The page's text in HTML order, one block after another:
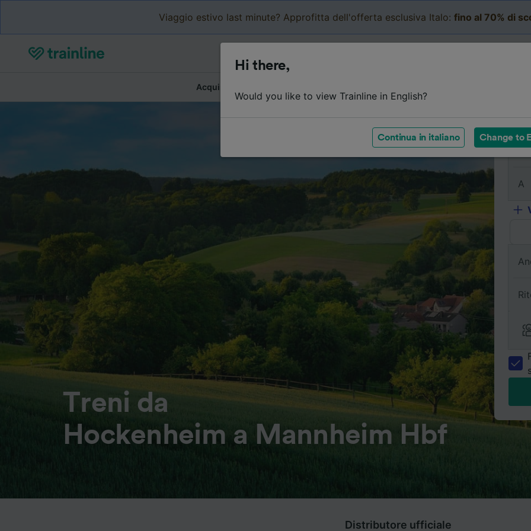
Viaggio estivo last minute? Approfitta dell'offerta esclusiva Italo: fino al 70% di
Acquista biglietti
Treni da
Hockenheim a Mannheim Hbf
Da
A
Distributore ufficiale
Hi there,
Would you like to view Trainline in English?
Continua in italiano Change to